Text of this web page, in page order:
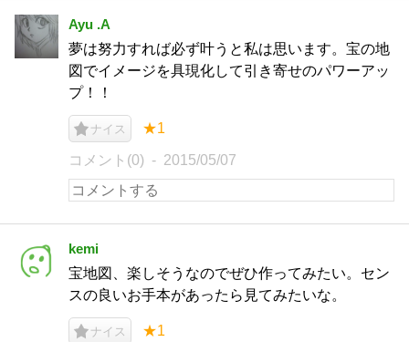
Ayu .A
夢は努力すれば必ず叶うと私は思います。宝の地
図でイメージを具現化して引き寄せのパワーアッ
プ！！
ナイス ★1
コメント(0) 2015/05/07
kemi
宝地図、楽しそうなのでぜひ作ってみたい。セン
スの良いお手本があったら見てみたいな。
ナイス ★1